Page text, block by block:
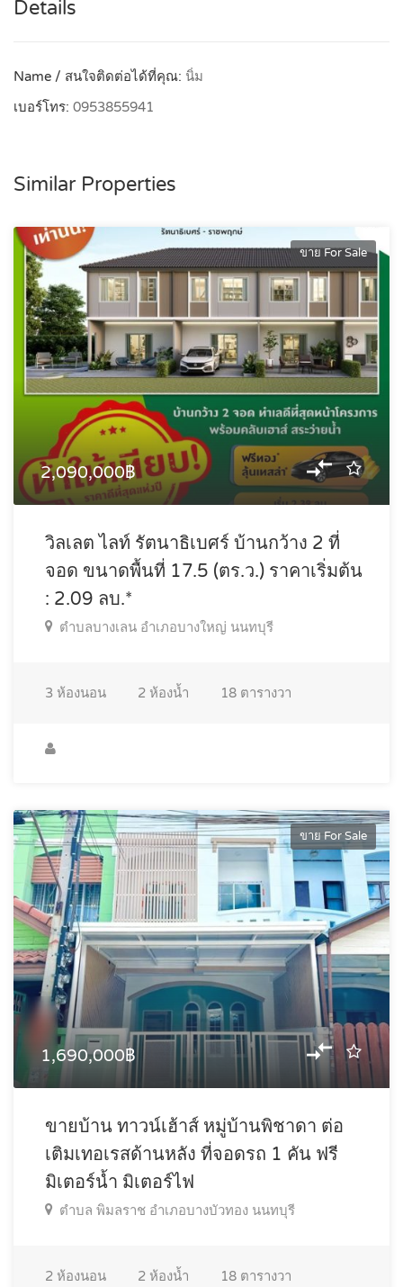
Details
Name / สนใจติดต่อได้ที่คุณ: นิ่ม
เบอร์โทร: 0953855941
Similar Properties
ขาย For Sale
2,090,000฿
วิลเลต ไลท์ รัตนาธิเบศร์ บ้านกว้าง 2 ที่
จอด ขนาดพื้นที่ 17.5 (ตร.ว.) ราคาเริ่มต้น
: 2.09 ลบ.*
ตำบลบางเลน อำเภอบางใหญ่ นนทบุรี
3 ห้องนอน 2 ห้องน้ำ 18 ตารางวา
ขาย For Sale
1,690,000฿
ขายบ้าน ทาวน์เฮ้าส์ หมู่บ้านพิชาดา ต่อ
เติมเทอเรสด้านหลัง ที่จอดรถ 1 คัน ฟรี
มิเตอร์น้ำ มิเตอร์ไฟ
ตำบล พิมลราช อำเภอบางบัวทอง นนทบุรี
2 ห้องนอน 2 ห้องน้ำ 18 ตารางวา